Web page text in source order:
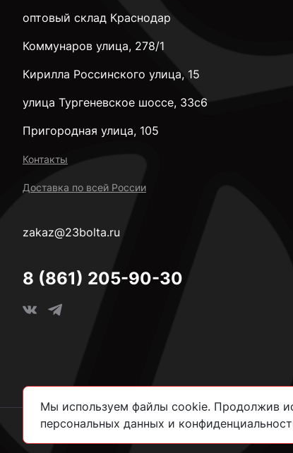
оптовый склад Краснодар
Коммунаров улица, 278/1
Кирилла Россинского улица, 15
улица Тургеневское шоссе, 33с6
Пригородная улица, 105
Контакты
Доставка по всей России
zakaz@23bolta.ru
8 (861) 205-90-30
Мы используем файлы cookie. Продолжив
персональных данных и